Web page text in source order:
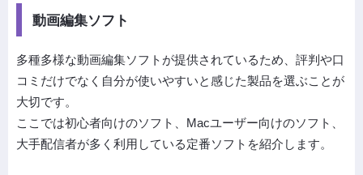
動画編集ソフト
多種多様な動画編集ソフトが提供されているため、評判や口
コミだけでなく自分が使いやすいと感じた製品を選ぶことが
大切です。
ここでは初心者向けのソフト、Macユーザー向けのソフト、
大手配信者が多く利用している定番ソフトを紹介します。